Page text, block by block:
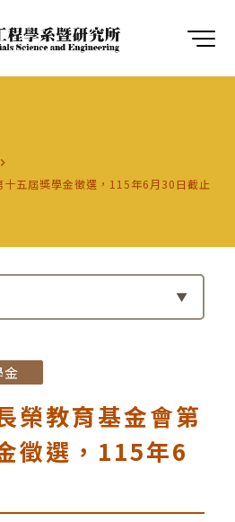
navigate_next
十五屆獎學金徵選，115年6月30日截止
金
榮教育基金會第
徵選，115年6